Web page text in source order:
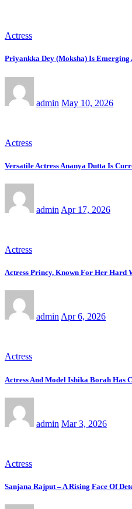
Actress
Priyankka Dey (Moksha) Is
admin May 10, 2026
Actress
Versatile Actress Ananya Dutta Is
admin Apr 17, 2026
Actress
Actress Princy, Known For Her Hard
admin Apr 6, 2026
Actress
Actress And Model Ishika Borah Has
admin Mar 3, 2026
Actress
Sanjana Rajput – A Rising Face Of